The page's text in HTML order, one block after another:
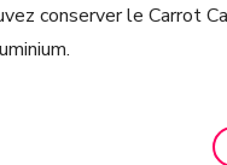
conserver le Carrot